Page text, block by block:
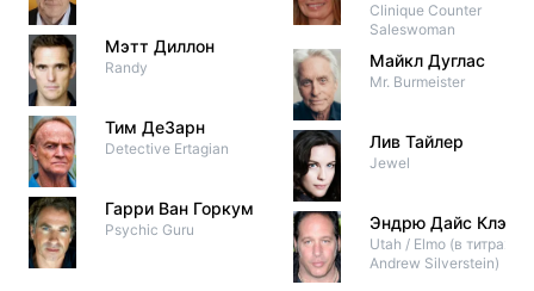
Мэтт Диллон
Randy
Тим ДеЗарн
Detective Ertagian
Гарри Ван Горкум
Psychic Guru
Clinique Counter
Saleswoman
Майкл Дуглас
Mr. Burmeister
Лив Тайлер
Jewel
Эндрю Дайс Клэй
Utah / Elmo (в титрах:
Andrew Silverstein)